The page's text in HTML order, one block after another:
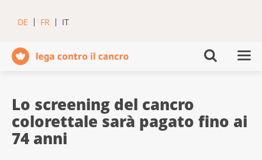
DE FR IT
Lo screening del cancro
colorettale sarà pagato fino ai
74 anni